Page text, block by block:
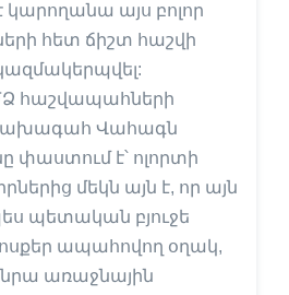
կարողանա այս բոլոր
հետ ճիշտ հաշվի
հաշվապահների
Վահագն
փաստում է՝ ոլորտի
մեկն այն է, որ այն
պետական բյուջե
ապահովող օղակ,
առաջնային